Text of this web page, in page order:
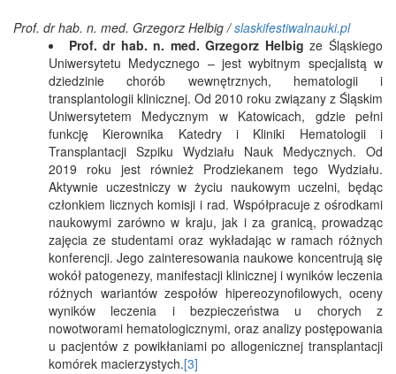
Prof. dr hab. n. med. Grzegorz Helbig /slaskifestiwalnauki.pl
Prof. dr hab. n. med. Grzegorz Helbig ze Śląskiego
Uniwersytetu Medycznego – jest wybitnym specjalistą w
dziedzinie chorób wewnętrznych, hematologii i
transplantologii klinicznej. Od 2010 roku związany z Śląskim
Uniwersytetem Medycznym w Katowicach, gdzie pełni
funkcję Kierownika Katedry i Kliniki Hematologii i
Transplantacji Szpiku Wydziału Nauk Medycznych. Od
2019 roku jest również Prodziekanem tego Wydziału.
Aktywnie uczestniczy w życiu naukowym uczelni, będąc
członkiem licznych komisji i rad. Współpracuje z ośrodkami
naukowymi zarówno w kraju, jak i za granicą, prowadząc
zajęcia ze studentami oraz wykładając w ramach różnych
konferencji. Jego zainteresowania naukowe koncentrują się
wokół patogenezy, manifestacji klinicznej i wyników leczenia
różnych wariantów zespołów hipereozynofilowych, oceny
wyników leczenia i bezpieczeństwa u chorych z
nowotworami hematologicznymi, oraz analizy postępowania
u pacjentów z powikłaniami po allogenicznej transplantacji
komórek macierzystych.[3]